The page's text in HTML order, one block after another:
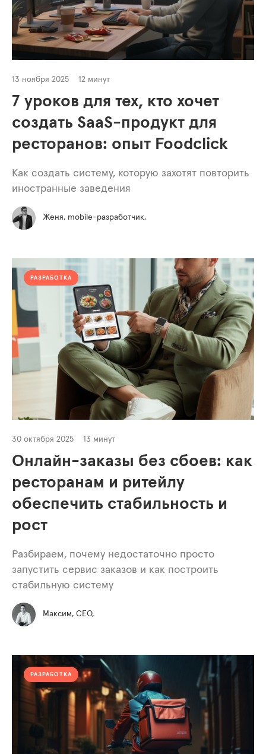
13 ноября 2025 12 минут
7 уроков для тех, кто хочет
создать SaaS-продукт для
ресторанов: опыт Foodclick
Как создать систему, которую захотят повторить
иностранные заведения
Женя, mobile-разработчик,
РАЗРАБОТКА
30 октября 2025 13 минут
Онлайн-заказы без сбоев: как
ресторанам и ритейлу
обеспечить стабильность и
рост
Разбираем, почему недостаточно просто
запустить сервис заказов и как построить
стабильную систему
Максим, СЕО,
РАЗРАБОТКА